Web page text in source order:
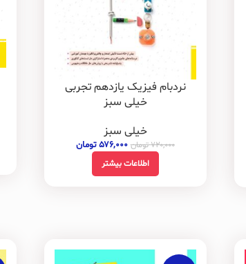
نردبام فیزیک یازدهم تجربی
خیلی سبز
خیلی سبز
۷۲۰,۰۰۰تومان ۵۷۶,۰۰۰ تومان
اطلاعات بیشتر